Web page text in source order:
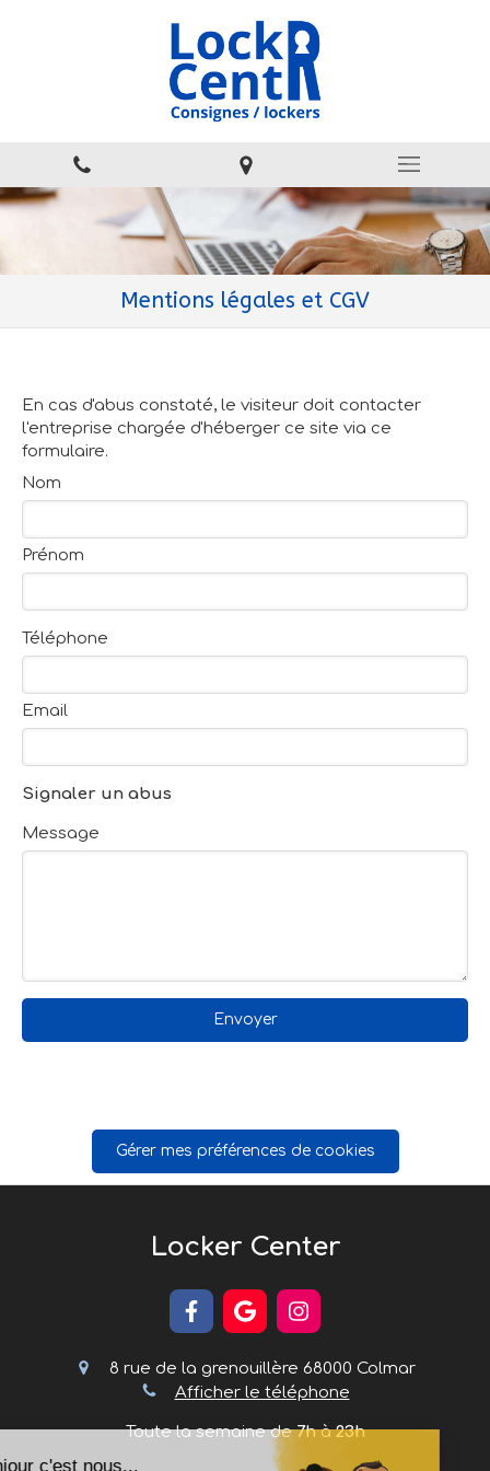
Mentions légales et CGV
En cas d'abus constaté, le visiteur doit contacter
l'entreprise chargée d'héberger ce site via ce
formulaire.
Nom
Prénom
Téléphone
Email
Signaler un abus
Message
Envoyer
Gérer mes préférences de cookies
Locker Center
8 rue de la grenouillère 68000 Colmar
Afficher le téléphone
Toute la semaine de7hà23h